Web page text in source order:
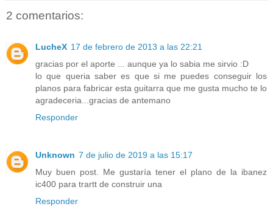
2 comentarios:
LucheX 17 de febrero de 2013 a las 22:21
gracias por el aporte ... aunque ya lo sabia me sirvio :D
lo que queria saber es que si me puedes conseguir los
planos para fabricar esta guitarra que me gusta mucho te lo
agradeceria...gracias de antemano
Responder
Unknown 7 de julio de 2019 a las 15:17
Muy buen post. Me gustaría tener el plano de la ibanez
ic400 para trartt de construir una
Responder